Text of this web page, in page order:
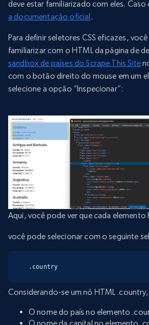
deve estar familiarizado com eles.
a documentação oficial .
Para definir seletores CSS eficazes,
familiarizar com o HTML da página de
sandbox de países do Scrape This Site
com o botão direito do mouse em um
selecione a opção “Inspecionar”:
Aqui, você pode ver que cada elemento
você pode selecionar com o seguinte
.country
Considerando-se um nó HTML .country,
O nome do país no elemento
O nome da capital no elemento